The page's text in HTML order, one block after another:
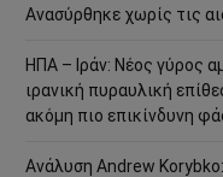
Ανασύρθηκε χωρίς τις
ΗΠΑ – Ιράν: Νέος γύρος
ιρανική πυραυλική
ακόμη πιο επικίνδυνη
Ανάλυση Andrew